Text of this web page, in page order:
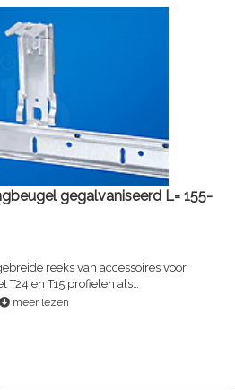
gegalvaniseerd L= 155-
reeks van accessoires voor
en T15 profielen als
van systeemprofielen en accessoires van
verzekerd dat alles op elkaar is
hoogte (H) tussen 155-190
T24 Hoofdprofiel. Inclusief Bit Torx
meer lezen